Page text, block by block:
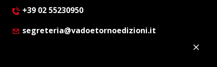
+39 02 55230950
segreteria@vadoetornoedizioni.it